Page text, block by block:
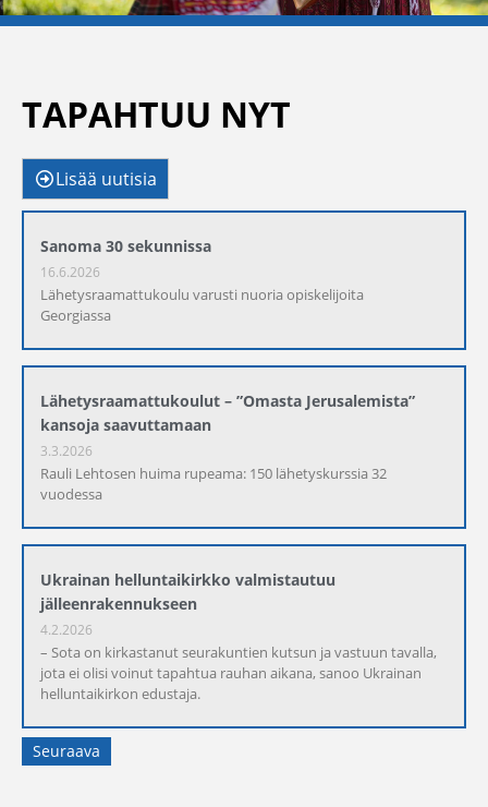
TAPAHTUU NYT
Lisää uutisia
Sanoma 30 sekunnissa
16.6.2026
Lähetysraamattukoulu varusti nuoria opiskelijoita
Georgiassa
Lähetysraamattukoulut – ”Omasta Jerusalemista”
kansoja saavuttamaan
3.3.2026
Rauli Lehtosen huima rupeama: 150 lähetyskurssia 32
vuodessa
Ukrainan helluntaikirkko valmistautuu
jälleenrakennukseen
4.2.2026
– Sota on kirkastanut seurakuntien kutsun ja vastuun tavalla,
jota ei olisi voinut tapahtua rauhan aikana, sanoo Ukrainan
helluntaikirkon edustaja.
Seuraava